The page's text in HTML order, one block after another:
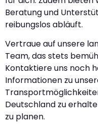
Beratung und
reibungslos abläuft.
Vertraue auf unsere
Team, das stets
Kontaktiere uns noch
Informationen zu
Deutschland zu
zu planen.